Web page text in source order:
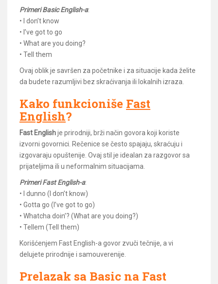
Primeri Basic English-a:
• I don’t know
• I’ve got to go
• What are you doing?
• Tell them
Ovaj oblik je savršen za početnike i za situacije kada želite
da budete razumljivi bez skraćivanja ili lokalnih izraza.
Kako funkcioniše Fast
English?
Fast Englishje prirodniji, brži način govora koji koriste
izvorni govornici. Rečenice se često spajaju, skraćuju i
izgovaraju opuštenije. Ovaj stil je idealan za razgovor sa
prijateljima ili u neformalnim situacijama.
Primeri Fast English-a:
• I dunno (I don’t know)
• Gotta go (I’ve got to go)
• Whatcha doin’? (What are you doing?)
• Tellem (Tell them)
Korišćenjem Fast English-a govor zvuči tečnije, a vi
delujete prirodnije i samouverenije.
Prelazak sa Basic na Fast